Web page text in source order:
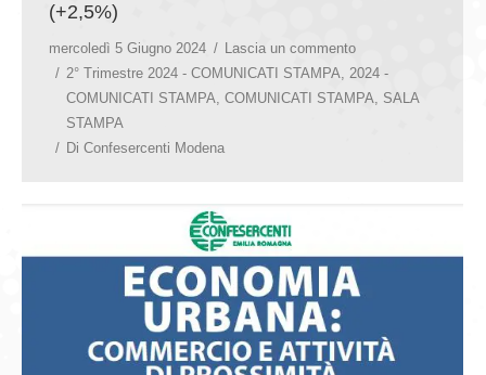
(+2,5%)
mercoledì 5 Giugno 2024
Lascia un commento
2° Trimestre 2024 - COMUNICATI STAMPA, 2024 -
COMUNICATI STAMPA, COMUNICATI STAMPA, SALA
STAMPA
Di Confesercenti Modena